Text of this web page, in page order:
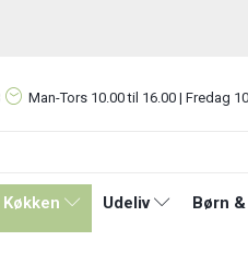
Man-Tors 10.00 til 16.00 | Fredag
Køkken Udeliv Børn